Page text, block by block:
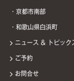
・京都市南部
・和歌山県白浜町
ニュース & トピック
ご予約
お問合せ